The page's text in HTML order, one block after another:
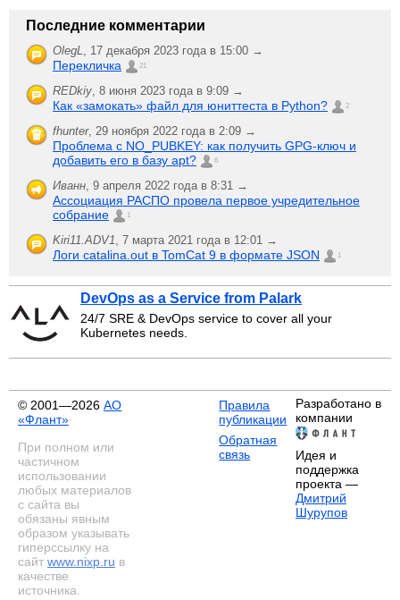
Последние комментарии
OlegL 17 декабря 2023 года в 15:00 →
Перекличка 21
REDkiy 8 июня 2023 года в 9:09 →
Как «замокать» файл для юниттеста в Python? 2
fhunter, 29 ноября 2022 года в 2:09 →
Проблема с NO_PUBKEY: как получить GPG-ключ и
добавить его в базу apt?
6
Иванн 9 апреля 2022 года в 8:31 →
Ассоциация РАСПО провела первое учредительное
собрание
1
Kiri11.ADV1 7 марта 2021 года в 12:01 →
Логи catalina.out в TomCat 9 в формате JSON 1
DevOps as a Service from Palark
24/7 SRE & DevOps service to cover all your
Kubernetes needs.
© 2001—2026 АО
«Флант»
При полном или
частичном
использовании
любых материалов
с сайта вы
обязаны явным
образом указывать
гиперссылку на
сайт www.nixp.ru в
качестве
источника.
Правила
публикации
Обратная
связь
Разработано в
компании
Идея и
поддержка
проекта —
Дмитрий
Шурупов